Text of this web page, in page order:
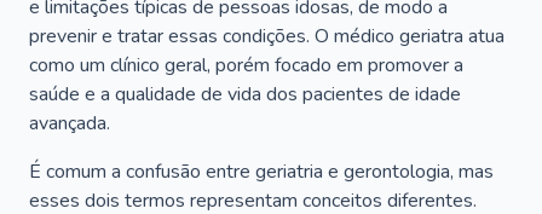
e limitações típicas de pessoas idosas, de modo a
prevenir e tratar essas condições. O médico geriatra atua
como um clínico geral, porém focado em promover a
saúde e a qualidade de vida dos pacientes de idade
avançada.
É comum a confusão entre geriatria e gerontologia, mas
esses dois termos representam conceitos diferentes.